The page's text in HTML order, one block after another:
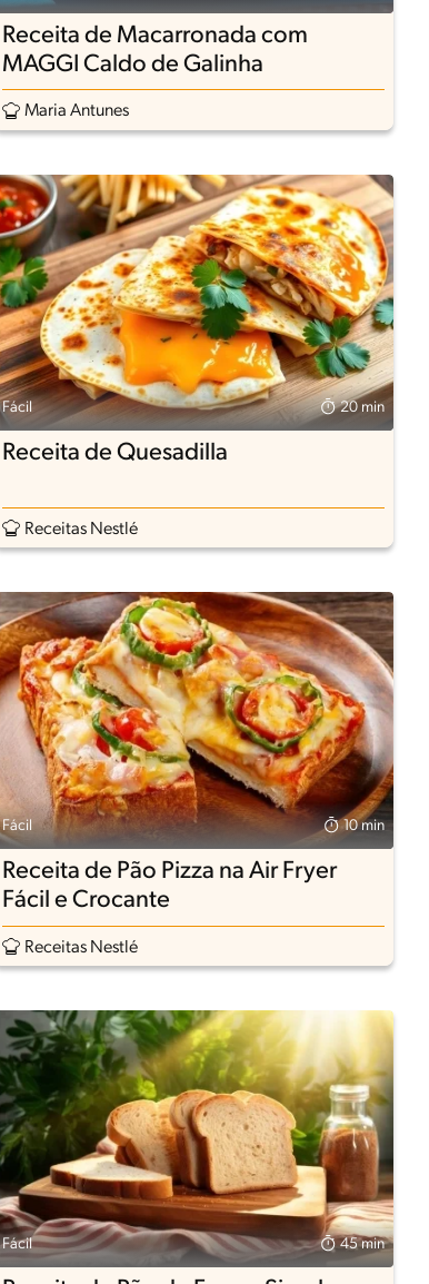
Receita de Macarronada com
MAGGI Caldo de Galinha
Maria Antunes
Fácil 20 min
Receita de Quesadilla
Receitas Nestlé
Fácil 10 min
Receita de Pão Pizza na Air Fryer
Fácil e Crocante
Receitas Nestlé
Fácil 45 min